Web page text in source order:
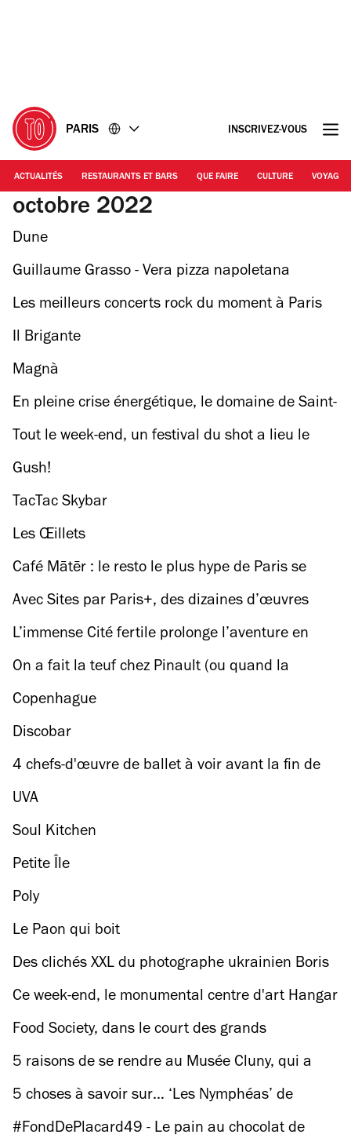
PARIS INSCRIVEZ-VOUS
ACTUALITÉS RESTAURANTS ET BARS QUE FAIRE CULTURE VOYAGE
octobre 2022
Dune
Guillaume Grasso - Vera pizza napoletana
Les meilleurs concerts rock du moment à Paris
Il Brigante
Magnà
En pleine crise énergétique, le domaine de Saint-
Cloud propose un grand festival de lumières
Tout le week-end, un festival du shot a lieu le
long du canal de l’Ourcq
Gush!
TacTac Skybar
Les Œillets
Café Mātēr : le resto le plus hype de Paris se
cache à Lafayette Anticipations
Avec Sites par Paris+, des dizaines d’œuvres
d’art s'installent dans toute la ville
L’immense Cité fertile prolonge l’aventure en
2023
On a fait la teuf chez Pinault (ou quand la
Bourse de Commerce accueille un club secret)
Copenhague
Discobar
4 chefs-d'œuvre de ballet à voir avant la fin de
l’année
UVA
Soul Kitchen
Petite Île
Poly
Le Paon qui boit
Des clichés XXL du photographe ukrainien Boris
Mikhaïlov exposés dans le métro
Ce week-end, le monumental centre d'art Hangar
Y rouvre ses portes
Food Society, dans le court des grands
5 raisons de se rendre au Musée Cluny, qui a
rouvert ses portes
5 choses à savoir sur… ‘Les Nymphéas’ de
Claude Monet
#FondDePlacard49 - Le pain au chocolat de